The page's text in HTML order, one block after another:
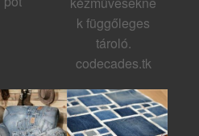
k függőleges
tároló.
codecades.tk